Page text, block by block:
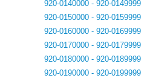
920-0140000 - 920-0149999
920-0150000 - 920-0159999
920-0160000 - 920-0169999
920-0170000 - 920-0179999
920-0180000 - 920-0189999
920-0190000 - 920-0199999